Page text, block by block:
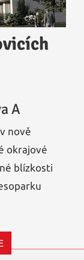
A
nově
okrajové
blízkosti